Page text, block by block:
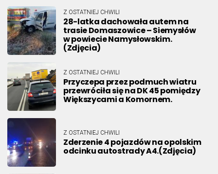
Z OSTATNIEJ CHWILI
28-latka dachowała autem na
trasie Domaszowice – Siemysłów
w powiecie Namysłowskim.
(Zdjęcia)
Z OSTATNIEJ CHWILI
Przyczepa przez podmuch wiatru
przewróciła się na DK 45 pomiędzy
Większycami a Komornem.
Z OSTATNIEJ CHWILI
Zderzenie 4 pojazdów na opolskim
odcinku autostrady A4.(Zdjęcia)